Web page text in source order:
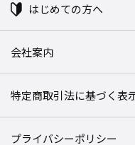
はじめての方へ
会社案内
特定商取引法に基づく表
プライバシーポリシー